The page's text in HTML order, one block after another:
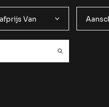
Van